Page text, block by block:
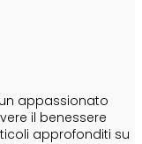
appassionato
il benessere
approfonditi su